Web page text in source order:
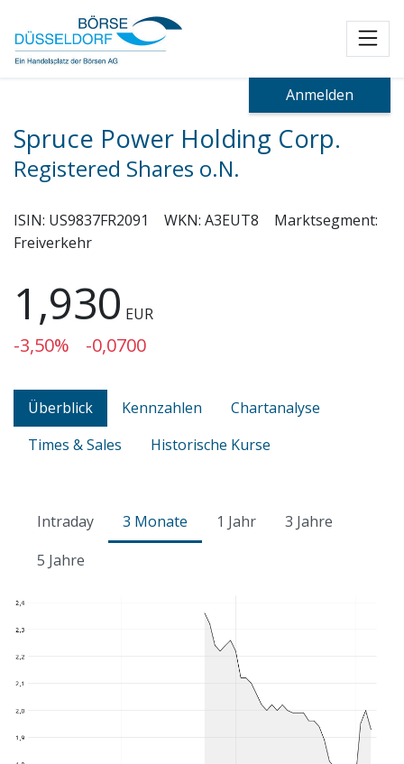
Anmelden
Spruce Power Holding Corp.
Registered Shares o.N.
ISIN: US9837FR2091 WKN: A3EUT8
Marktsegment:
Freiverkehr
1,930 EUR
-3,50% -0,0700
Überblick Kennzahlen
Chartanalyse
Times & Sales
Historische Kurse
Intraday 3 Monate 1 Jahr
3 Jahre
5 Jahre